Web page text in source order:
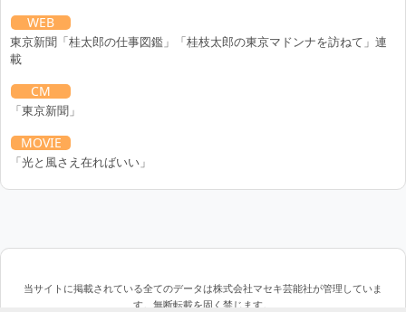
WEB
東京新聞「桂太郎の仕事図鑑」「桂枝太郎の東京マドンナを訪ねて」連
載
CM
「東京新聞」
MOVIE
「光と風さえ在ればいい」
当サイトに掲載されている全てのデータは株式会社マセキ芸能社が管理していま
す。無断転載を固く禁じます。